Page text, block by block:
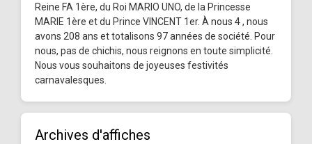
Reine FA 1ère, du Roi MARIO UNO, de la Princesse
MARIE 1ère et du Prince VINCENT 1er. À nous 4 , nous
avons 208 ans et totalisons 97 années de société. Pour
nous, pas de chichis, nous reignons en toute simplicité.
Nous vous souhaitons de joyeuses festivités
carnavalesques.
Archives d'affiches